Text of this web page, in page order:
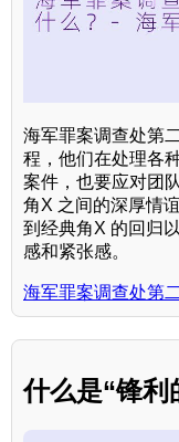
海军罪案调查处第
程，他们在处理各
案件，也要应对团
角X 之间的深厚情
到经典角X 的回归
感和紧张感。
海军罪案调查处第
什么是“锋利